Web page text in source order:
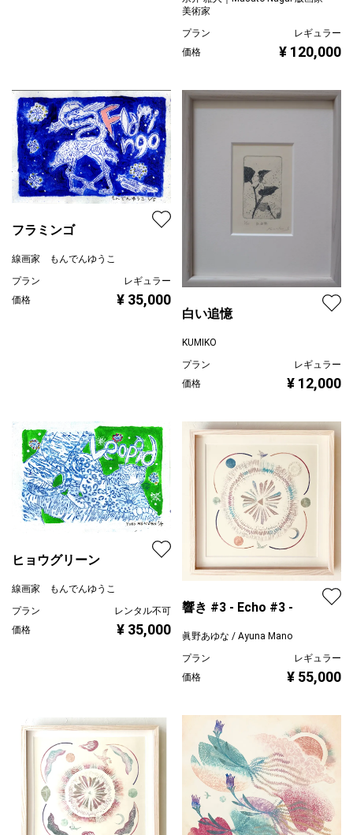
美術家
プラン
レギュラー
価格
¥ 120,000
フラミンゴ
線画家 もんでんゆうこ
プラン
レギュラー
価格
¥ 35,000
白い追憶
KUMIKO
プラン
レギュラー
価格
¥ 12,000
ヒョウグリーン
線画家 もんでんゆうこ
プラン
レンタル不可
価格
¥ 35,000
響き #3 - Echo #3 -
眞野あゆな / Ayuna Mano
プラン
レギュラー
価格
¥ 55,000